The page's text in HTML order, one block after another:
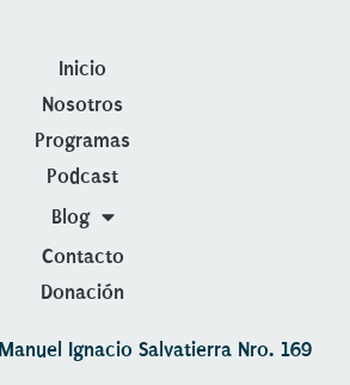
Inicio
Nosotros
Programas
Podcast
Blog
Contacto
Donación
Ignacio Salvatierra Nro. 169